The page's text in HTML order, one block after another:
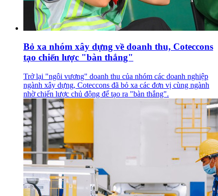
Bỏ xa nhóm xây dựng về doanh thu, Coteccons
tạo chiến lược "bàn thắng"
Trở lại "ngôi vương" doanh thu của nhóm các doanh nghiệp
ngành xây dựng, Coteccons đã bỏ xa các đơn vị cùng ngành
nhờ chiến lược chủ động để tạo ra "bàn thắng".